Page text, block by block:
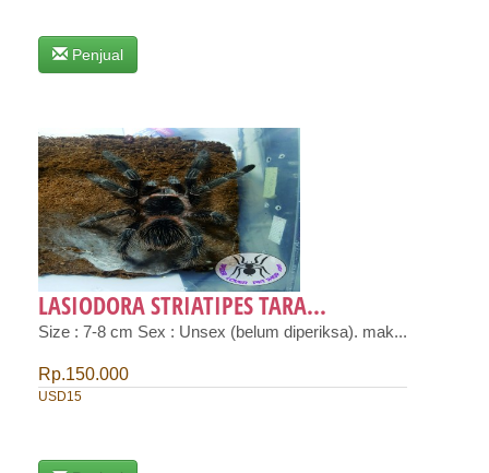
Penjual
LASIODORA STRIATIPES TARA...
Size : 7-8 cm Sex : Unsex (belum diperiksa). mak...
Rp.150.000
USD15